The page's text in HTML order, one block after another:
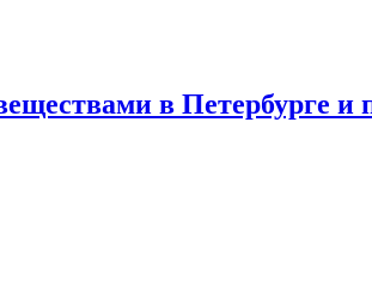
в Петербурге